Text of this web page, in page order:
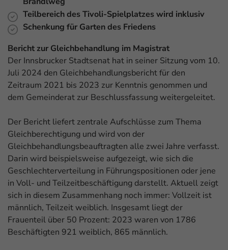
Teilbereich des Tivoli-Spielplatzes wird inklusiv
Schenkung für Garten des Friedens
Bericht zur Gleichbehandlung im Magistrat
Der Innsbrucker Stadtsenat hat in seiner Sitzung vom 10.
Juli 2024 den Gleichbehandlungsbericht für den
Zeitraum 2021 bis 2023 zur Kenntnis genommen und
dem Gemeinderat zur Beschlussfassung weitergeleitet.
Der Bericht liefert zentrale Aufschlüsse zum Thema
Gleichberechtigung und wird von der
Gleichbehandlungsbeauftragten alle zwei Jahre verfasst.
Darin wird beispielsweise aufgezeigt, wie sich die
Geschlechterverteilung in Führungspositionen oder jene
in Voll- und Teilzeitbeschäftigung darstellt. Aktuell zeigt
sich in diesem Zusammenhang noch immer: Vollzeit ist
männlich, Teilzeit weiblich. Insgesamt liegt der
Frauenteil über 50 Prozent: 2023 waren von 1786
Beschäftigten 921 weiblich, 865 männlich.